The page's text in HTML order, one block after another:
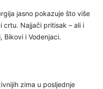
jasno pokazuje što više
crtu. Najjači pritisak – ali i
Bikovi i Vodenjaci.
zima u posljednje